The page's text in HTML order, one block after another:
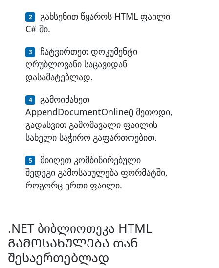
გახსენით წყაროს HTML ფაილი
C# ში.
ჩატვირთეთ დოკუმენტი
ღრუბლოვანი საცავიდან
დასამატებლად.
გამოიძახეთ
AppendDocumentOnline() მეთოდი,
გადასვით გამომავალი ფაილის
სახელი საჭირო გაფართოებით.
მიიღეთ კომბინირებული
შედეგი გამოსახულება ფორმატში,
როგორც ერთი ფაილი.
.NET ბიბლიოთეკა HTML
ᲒᲐᲛᲝᲡᲐᲮᲣᲚᲔᲑᲐ თან
შესაერთებლად